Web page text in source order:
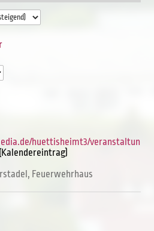
huettisheimt3/veranstaltun
(Kalendereintrag)
Feuerwehrhaus